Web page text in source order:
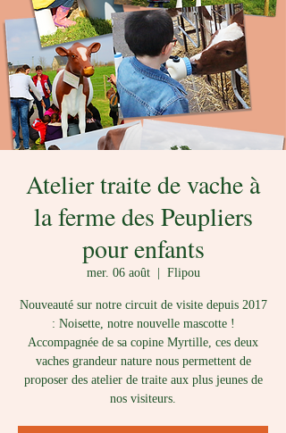
Atelier traite de vache à
la ferme des Peupliers
pour enfants
mer. 06 août
  |
Flipou
Nouveauté sur notre circuit de visite depuis 2017
: Noisette, notre nouvelle mascotte !
Accompagnée de sa copine Myrtille, ces deux
vaches grandeur nature nous permettent de
proposer des atelier de traite aux plus jeunes de
nos visiteurs.